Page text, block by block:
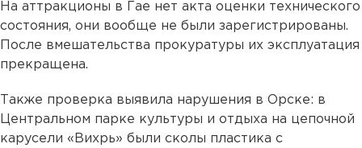
На аттракционы в Гае нет акта оценки технического
состояния, они вообще не были зарегистрированы.
После вмешательства прокуратуры их эксплуатация
прекращена.
Также проверка выявила нарушения в Орске: в
Центральном парке культуры и отдыха на цепочной
карусели «Вихрь» были сколы пластика с